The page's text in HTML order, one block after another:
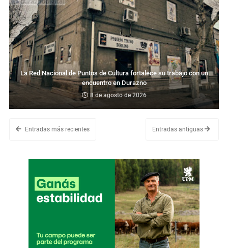
La Red Nacional de Puntos de Cultura fortalece su trabajo con un
encuentro en Durazno
8 de agosto de 2026
Entradas más recientes Entradas antiguas